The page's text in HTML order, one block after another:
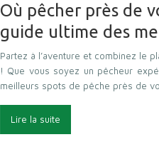
Où pêcher près de
guide ultime des
Partez à l’aventure et combinez le
! Que vous soyez un pêcheur
meilleurs spots de pêche près de
Lire la suite